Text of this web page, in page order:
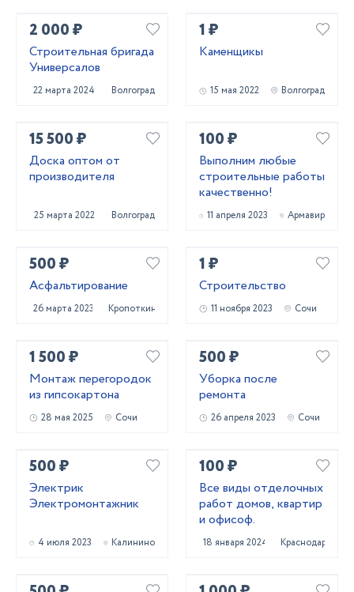
2 000 ₽
Строительная бригада
Универсалов
22 марта 2024 Волгоград
1 ₽
Каменщикы
15 мая 2022 Волгоград
15 500 ₽
Доска оптом от
производителя
25 марта 2022 Волгоград
100 ₽
Выполним любые
строительные работы
качественно!
11 апреля 2023 Армавир
500 ₽
Асфальтирование
26 марта 2023 Кропоткин
1 ₽
Строительство
11 ноября 2023 Сочи
1 500 ₽
Монтаж перегородок
из гипсокартона
28 мая 2025 Сочи
500 ₽
Уборка после
ремонта
26 апреля 2023 Сочи
500 ₽
Электрик
Электромонтажник
4 июля 2023 Калинино
100 ₽
Все виды отделочных
работ домов, квартир
и офисоф.
18 января 2024 Краснодар